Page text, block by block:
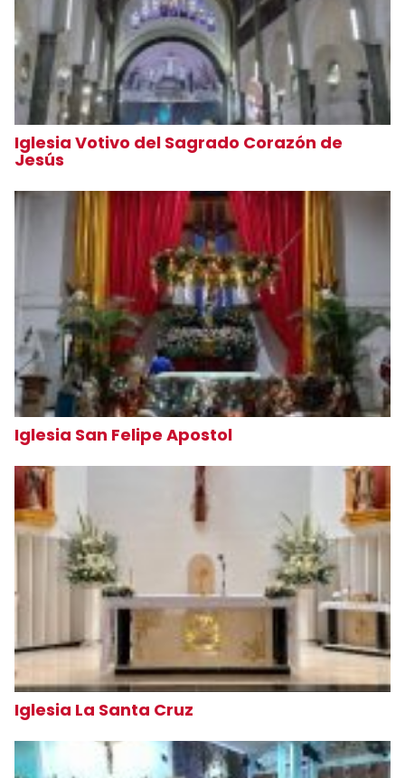
Iglesia Votivo del Sagrado Corazón de
Jesús
Iglesia San Felipe Apostol
Iglesia La Santa Cruz